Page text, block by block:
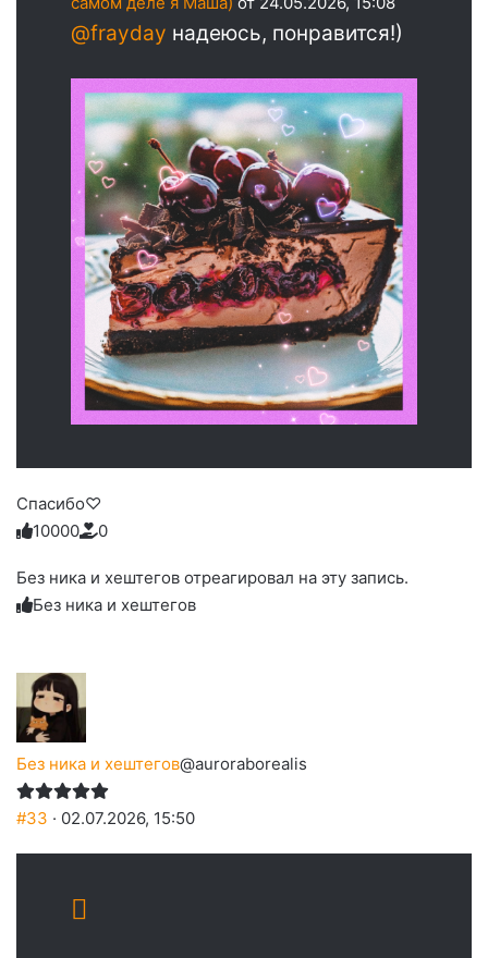
@frayday надеюсь, понравится!)
Спасибо♡
Голосуйте
вверх.
1
Нажмите
реакцию:
0
Нажмите
реакцию:
до
0
Нажмите
реакцию:
0
Нажмите
реакцию:
0
Нажмите
благодарю
0
Без ника и хештегов отреагировал на эту запись.
Без ника и хештегов
Без ника и хештегов@auroraborealis
#33 · 02.07.2026, 15:50